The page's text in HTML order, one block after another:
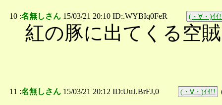
10 :名無しさん 15/03/21 20:10 ID:.WYBIq0FeR (・∀・)ｲｲ
紅の豚に出てくる空
11 :名無しさん 15/03/21 20:12 ID:UuJ.BrFJ,0 (・∀・)ｲｲ!!